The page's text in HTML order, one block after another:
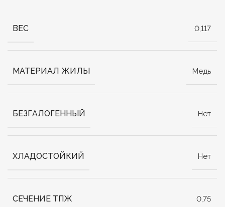
ВЕС 0,117
МАТЕРИАЛ ЖИЛЫ Медь
БЕЗГАЛОГЕННЫЙ Нет
ХЛАДОСТОЙКИЙ Нет
СЕЧЕНИЕ ТПЖ 0,75